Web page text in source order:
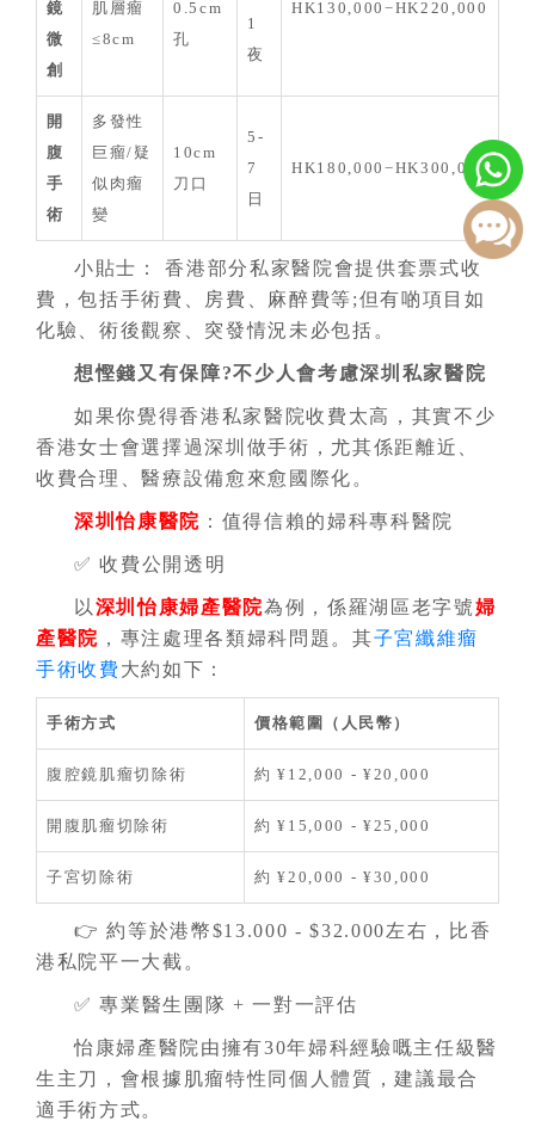
鏡
微
創
肌層瘤
≤8cm
0.5cm
孔
1
夜
HK130,000−HK220,000
開
腹
手
術
多發性
巨瘤/疑
似肉瘤
變
10cm
刀口
5-
7
日
HK180,000−HK300,000
小貼士： 香港部分私家醫院會提供套票式收
費，包括手術費、房費、麻醉費等;但有啲項目如
化驗、術後觀察、突發情況未必包括。
想慳錢又有保障?不少人會考慮深圳私家醫院
如果你覺得香港私家醫院收費太高，其實不少
香港女士會選擇過深圳做手術，尤其係距離近、
收費合理、醫療設備愈來愈國際化。
深圳怡康醫院 ：值得信賴的婦科專科醫院
✅ 收費公開透明
以 深圳怡康婦產醫院為例，係羅湖區老字號婦
產醫院 ，專注處理各類婦科問題。其子宮纖維瘤
手術收費大約如下：
手術方式 價格範圍（人民幣）
腹腔鏡肌瘤切除術 約 ¥12,000 - ¥20,000
開腹肌瘤切除術 約 ¥15,000 - ¥25,000
子宮切除術 約 ¥20,000 - ¥30,000
👉 約等於港幣$13.000 - $32.000左右，比香
港私院平一大截。
✅ 專業醫生團隊 + 一對一評估
怡康婦產醫院由擁有30年婦科經驗嘅主任級醫
生主刀，會根據肌瘤特性同個人體質，建議最合
適手術方式。